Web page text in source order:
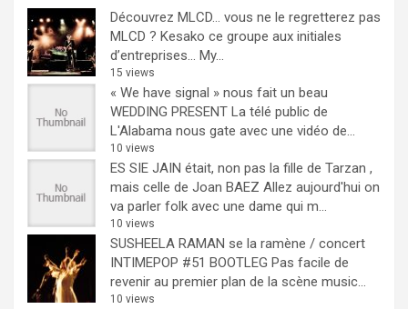
Découvrez MLCD… vous ne le regretterez pas
MLCD ? Kesako ce groupe aux initiales
d’entreprises… My...
15 views
« We have signal » nous fait un beau
WEDDING PRESENT La télé public de
L'Alabama nous gate avec une vidéo de...
10 views
ES SIE JAIN était, non pas la fille de Tarzan ,
mais celle de Joan BAEZ Allez aujourd'hui on
va parler folk avec une dame qui m...
10 views
SUSHEELA RAMAN se la ramène / concert
INTIMEPOP #51 BOOTLEG Pas facile de
revenir au premier plan de la scène music...
10 views